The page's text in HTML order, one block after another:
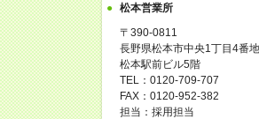
松本営業所
〒390-0811
長野県松本市中央1丁目4番
松本駅前ビル5階
TEL：0120-709-707
FAX：0120-952-382
担当：採用担当